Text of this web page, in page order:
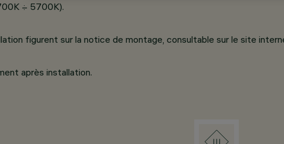
÷ 5700K).
figurent sur la notice de montage, consultable sur le site
après installation.